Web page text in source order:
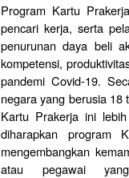
Program Kartu
pencari kerja, serta
penurunan daya beli
kompetensi,
pandemi Covid-19.
negara yang berusia 18
Kartu Prakerja ini
diharapkan program
mengembangkan
atau pegawai